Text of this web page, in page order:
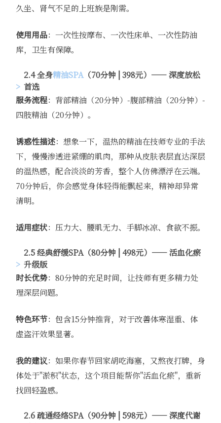
久坐、肾气不足的上班族是刚需。
使用用品：一次性按摩布、一次性床单、一次性防油
库，卫生有保障。
2.4 全身精油SPA（70分钟 | 398元）—— 深度放松
首选
服务流程：背部精油（20分钟）-腹部精油（20分钟）-
四肢精油（20分钟）。
诱惑性描述：想象一下，温热的精油在技师专业的手法
下，慢慢渗透进紧绷的肌肉，那种从皮肤表层直达深层
的温热感，配合淡淡的芳香，整个人仿佛漂浮在云端。
70分钟后，你会感觉身体轻得能飘起来，精神却异常
清明。
适用症状：压力大、腰肌无力、手脚冰凉、食欲不振。
2.5 经典舒缓SPA（80分钟 | 498元）—— 活血化瘀
升级版
时长优势：80分钟的充足时间，让技师有更多精力处
理深层问题。
特色环节：包含15分钟推背，对于改善体寒湿重、体
虚盗汗效果显著。
我的建议：如果你春节回家胡吃海塞，又熬夜打牌，身
体处于"淤积"状态，这个项目能帮你"活血化瘀"，重新
找回轻盈感。
2.6 疏通经络SPA（90分钟 | 598元）—— 深度代谢